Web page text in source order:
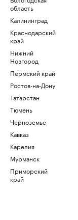
область
Калининград
Краснодарский
край
Нижний
Новгород
Пермский край
Ростов-на-Дону
Татарстан
Тюмень
Черноземье
Кавказ
Карелия
Мурманск
Приморский
край